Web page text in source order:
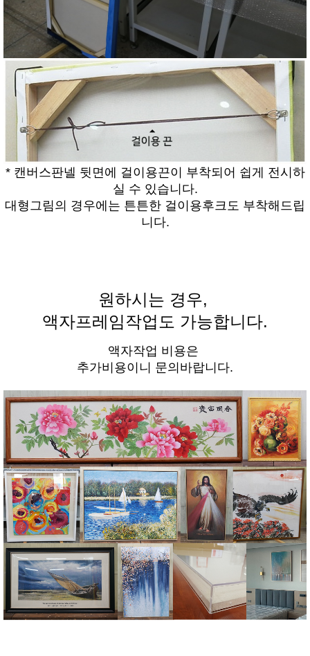
* 캔버스판넬 뒷면에 걸이용끈이 부착되어 쉽게 전시하
실 수 있습니다.
대형그림의 경우에는 튼튼한 걸이용후크도 부착해드립
니다.
원하시는 경우,
액자프레임작업도 가능합니다.
액자작업 비용은
추가비용이니 문의바랍니다.